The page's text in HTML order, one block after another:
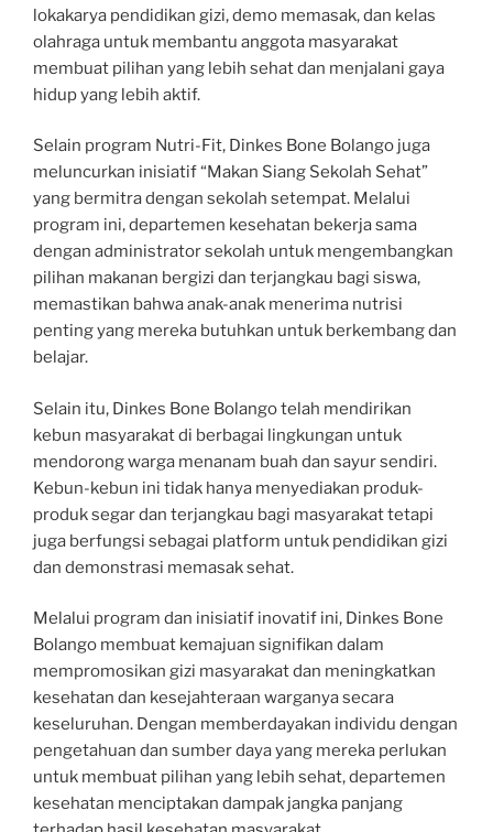
lokakarya pendidikan gizi, demo memasak, dan kelas
olahraga untuk membantu anggota masyarakat
membuat pilihan yang lebih sehat dan menjalani gaya
hidup yang lebih aktif.
Selain program Nutri-Fit, Dinkes Bone Bolango juga
meluncurkan inisiatif “Makan Siang Sekolah Sehat”
yang bermitra dengan sekolah setempat. Melalui
program ini, departemen kesehatan bekerja sama
dengan administrator sekolah untuk mengembangkan
pilihan makanan bergizi dan terjangkau bagi siswa,
memastikan bahwa anak-anak menerima nutrisi
penting yang mereka butuhkan untuk berkembang dan
belajar.
Selain itu, Dinkes Bone Bolango telah mendirikan
kebun masyarakat di berbagai lingkungan untuk
mendorong warga menanam buah dan sayur sendiri.
Kebun-kebun ini tidak hanya menyediakan produk-
produk segar dan terjangkau bagi masyarakat tetapi
juga berfungsi sebagai platform untuk pendidikan gizi
dan demonstrasi memasak sehat.
Melalui program dan inisiatif inovatif ini, Dinkes Bone
Bolango membuat kemajuan signifikan dalam
mempromosikan gizi masyarakat dan meningkatkan
kesehatan dan kesejahteraan warganya secara
keseluruhan. Dengan memberdayakan individu dengan
pengetahuan dan sumber daya yang mereka perlukan
untuk membuat pilihan yang lebih sehat, departemen
kesehatan menciptakan dampak jangka panjang